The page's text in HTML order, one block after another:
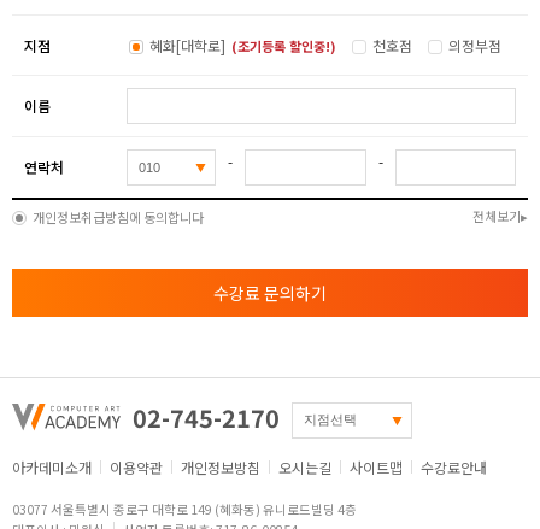
지점 혜화[대학로] (조기등록 할인중!) 천호점 의정부점
이름
연락처 - -
개인정보취급방침에 동의합니다 전체보기
수강료 문의하기
02-745-2170
아카데미소개 이용약관 개인정보방침 오시는길 사이트맵 수강료안내
03077 서울특별시 종로구 대학로 149 (혜화동) 유니로드빌딩 4층